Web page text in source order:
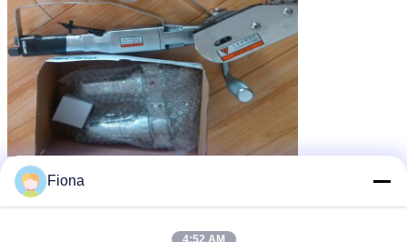
Ετικέττες:waste stripping machine
carton waste stripping machine
Αποκτήστε την καλύτερη τιμή για
Fiona
4:52 AM